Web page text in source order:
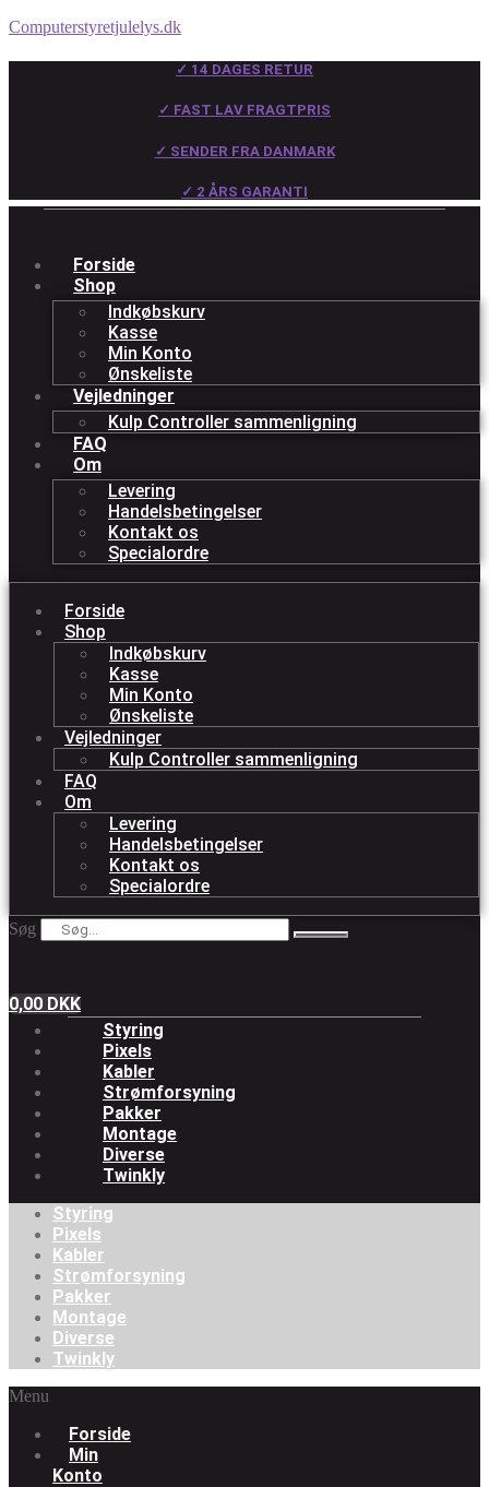
Computerstyretjulelys.dk
✓ 14 DAGES RETUR
✓ FAST LAV FRAGTPRIS
✓ SENDER FRA DANMARK
✓ 2 ÅRS GARANTI
Forside
Shop
Indkøbskurv
Kasse
Min Konto
Ønskeliste
Vejledninger
Kulp Controller sammenligning
FAQ
Om
Levering
Handelsbetingelser
Kontakt os
Specialordre
Forside
Shop
Indkøbskurv
Kasse
Min Konto
Ønskeliste
Vejledninger
Kulp Controller sammenligning
FAQ
Om
Levering
Handelsbetingelser
Kontakt os
Specialordre
Søg
0,00 DKK
Styring
Pixels
Kabler
Strømforsyning
Pakker
Montage
Diverse
Twinkly
Styring
Pixels
Kabler
Strømforsyning
Pakker
Montage
Diverse
Twinkly
Menu
Forside
Min
Konto